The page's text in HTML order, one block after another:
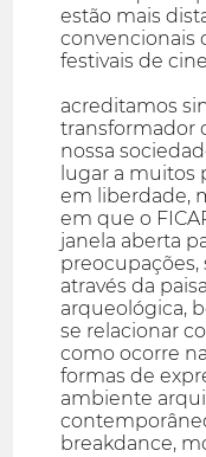
estão mais
convencionais
festivais de
acreditamos
transformador
nossa
lugar a muitos
em liberdade,
em que o
janela aberta
preocupações,
através da
arqueológica,
se relacionar
como ocorre
formas de
ambiente
breakdance,